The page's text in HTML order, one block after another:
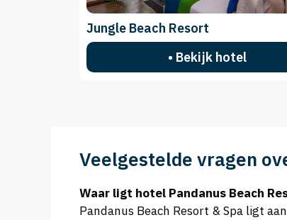
Jungle Beach Resort
• Bekijk hotel
Veelgestelde vragen
Waar ligt hotel Pandanus Beach
Pandanus Beach Resort & Spa ligt